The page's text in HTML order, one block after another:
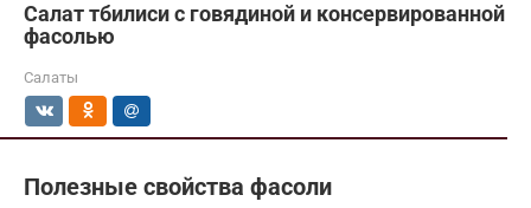
Салат тбилиси с говядиной и консервированной
фасолью
Салаты
Полезные свойства фасоли